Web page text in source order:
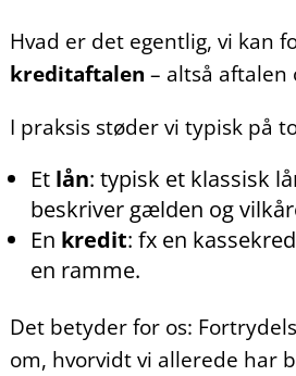
Hvad er det egentlig, vi kan
kreditaftalen – altså aftalen
I praksis støder vi typisk på
Et lån: typisk et klassisk
beskriver gælden og
En kredit: fx en
en ramme.
Det betyder for os:
om, hvorvidt vi allerede har